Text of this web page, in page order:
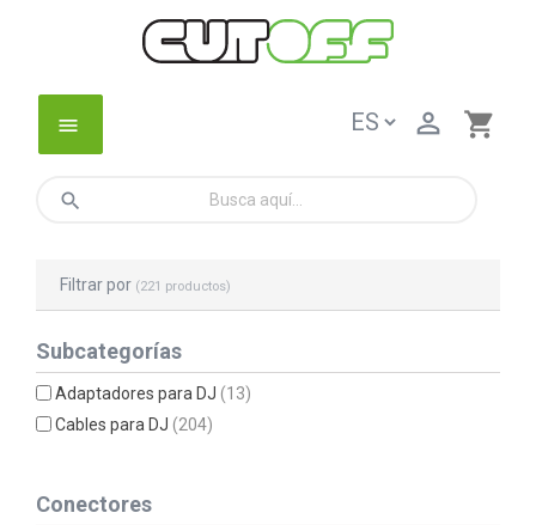
menu shopping_cart

search
Filtrar por (221 productos)
Subcategorías
Adaptadores para DJ(13)
Cables para DJ(204)
Conectores